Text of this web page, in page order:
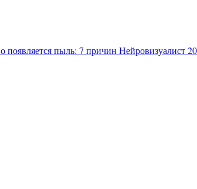
появляется пыль: 7 причин Нейровизуалист